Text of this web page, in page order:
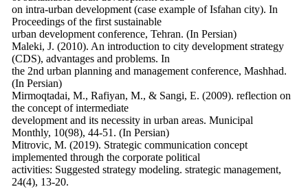
on intra-urban development (case example of Isfahan city). In
Proceedings of the first sustainable
urban development conference, Tehran. (In Persian)
Maleki, J. (2010). An introduction to city development strategy
(CDS), advantages and problems. In
the 2nd urban planning and management conference, Mashhad.
(In Persian)
Mirmoqtadai, M., Rafiyan, M., & Sangi, E. (2009). reflection on
the concept of intermediate
development and its necessity in urban areas. Municipal
Monthly, 10(98), 44-51. (In Persian)
Mitrovic, M. (2019). Strategic communication concept
implemented through the corporate political
activities: Suggested strategy modeling. strategic management,
24(4), 13-20.